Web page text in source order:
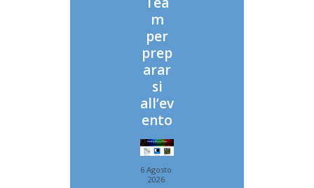
m
per
prep
arar
si
all’ev
ento
6 Agosto
2026